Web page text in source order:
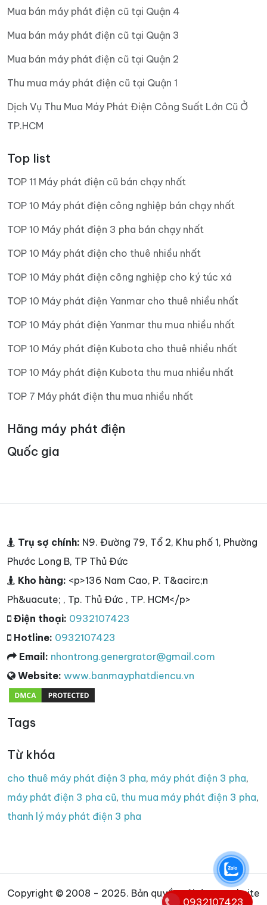
Mua bán máy phát điện cũ tại Quận 4
Mua bán máy phát điện cũ tại Quận 3
Mua bán máy phát điện cũ tại Quận 2
Thu mua máy phát điện cũ tại Quận 1
Dịch Vụ Thu Mua Máy Phát Điện Công Suất Lớn Cũ Ở
TP.HCM
Top list
TOP 11 Máy phát điện cũ bán chạy nhất
TOP 10 Máy phát điện công nghiệp bán chạy nhất
TOP 10 Máy phát điện 3 pha bán chạy nhất
TOP 10 Máy phát điện cho thuê nhiều nhất
TOP 10 Máy phát điện công nghiệp cho ký túc xá
TOP 10 Máy phát điện Yanmar cho thuê nhiều nhất
TOP 10 Máy phát điện Yanmar thu mua nhiều nhất
TOP 10 Máy phát điện Kubota cho thuê nhiều nhất
TOP 10 Máy phát điện Kubota thu mua nhiều nhất
TOP 7 Máy phát điện thu mua nhiều nhất
Hãng máy phát điện
Quốc gia
Trụ sợ chính: N9. Đường 79, Tổ 2, Khu phố 1, Phường
Phước Long B, TP Thủ Đức
Kho hàng: <p>136 Nam Cao, P. T&acirc;n
Ph&uacute; , Tp. Thủ Đức , TP. HCM</p>
Điện thoại: 0932107423
Hotline: 0932107423
Email: nhontrong.genergrator@gmail.com
Website: www.banmayphatdiencu.vn
Tags
Từ khóa
cho thuê máy phát điện 3 pha, máy phát điện 3 pha,
máy phát điện 3 pha cũ, thu mua máy phát điện 3 pha,
thanh lý máy phát điện 3 pha
Copyright © 2008 - 2025. Bản quyền nội dung website
0932107423